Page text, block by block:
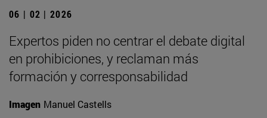
06 | 02 | 2026
Expertos piden no centrar el debate digital
en prohibiciones, y reclaman más
formación y corresponsabilidad
Imagen Manuel Castells